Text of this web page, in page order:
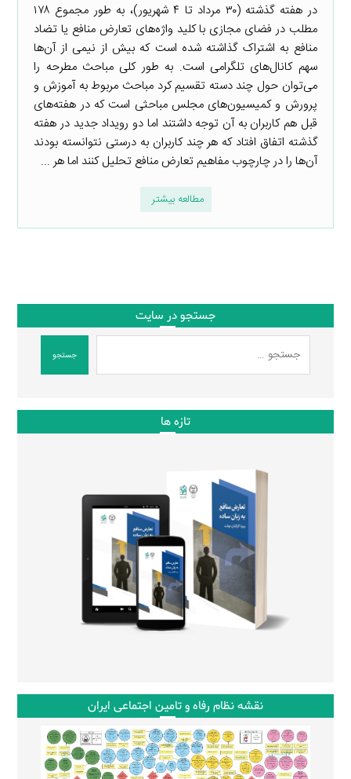
در هفته گذشته (۳۰ مرداد تا ۴ شهریور)، به طور مجموع ۱۷۸
مطلب در فضای مجازی با کلید واژه‌های تعارض منافع یا تضاد
منافع به اشتراک گذاشته شده است که بیش از نیمی از آن‌ها
سهم کانال‌های تلگرامی است. به طور کلی مباحث مطرحه را
می‌توان حول چند دسته تقسیم کرد مباحث مربوط به آموزش و
پرورش و کمیسیون‌های مجلس مباحثی است که در هفته‌های
قبل هم کاربران به آن توجه داشتند اما دو رویداد جدید در هفته
گذشته اتفاق افتاد که هر چند کاربران به درستی نتوانسته بودند
آن‌ها را در چارچوب مفاهیم تعارض منافع تحلیل کنند اما هر ...
مطالعه بیشتر
جستجو در سایت
جستجو
تازه ها
نقشه نظام رفاه و تامین اجتماعی ایران